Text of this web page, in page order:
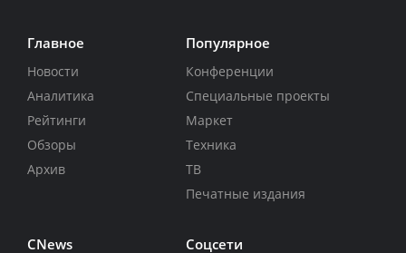
Главное
Новости
Аналитика
Рейтинги
Обзоры
Архив
Популярное
Конференции
Специальные проекты
Маркет
Техника
ТВ
Печатные издания
CNews Соцсети